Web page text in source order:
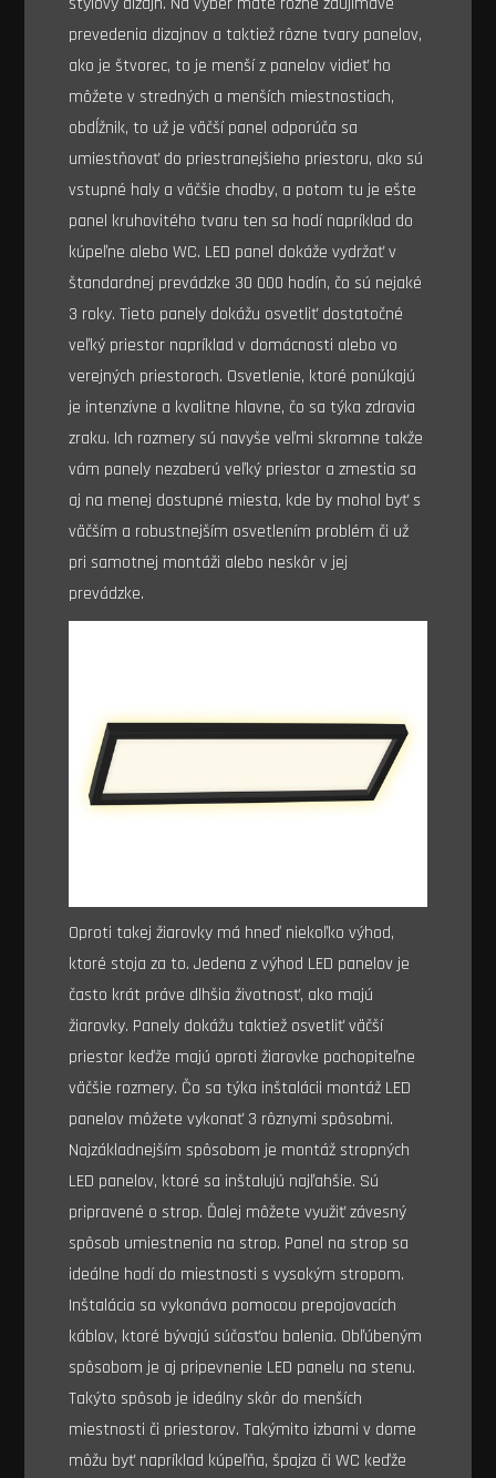
prevedenia dizajnov a taktiež rôzne tvary panelov,
ako je štvorec, to je menší z panelov vidieť ho
môžete v stredných a menších miestnostiach,
obdĺžnik, to už je väčší panel odporúča sa
umiestňovať do priestranejšieho priestoru, ako sú
vstupné haly a väčšie chodby, a potom tu je ešte
panel kruhovitého tvaru ten sa hodí napríklad do
kúpeľne alebo WC. LED panel dokáže vydržať v
štandardnej prevádzke 30 000 hodín, čo sú nejaké
3 roky. Tieto panely dokážu osvetliť dostatočné
veľký priestor napríklad v domácnosti alebo vo
verejných priestoroch. Osvetlenie, ktoré ponúkajú
je intenzívne a kvalitne hlavne, čo sa týka zdravia
zraku. Ich rozmery sú navyše veľmi skromne takže
vám panely nezaberú veľký priestor a zmestia sa
aj na menej dostupné miesta, kde by mohol byť s
väčším a robustnejším osvetlením problém či už
pri samotnej montáži alebo neskôr v jej
prevádzke.
Oproti takej žiarovky má hneď niekoľko výhod,
ktoré stoja za to. Jedena z výhod LED panelov je
často krát práve dlhšia životnosť, ako majú
žiarovky. Panely dokážu taktiež osvetliť väčší
priestor keďže majú oproti žiarovke pochopiteľne
väčšie rozmery. Čo sa týka inštalácii montáž LED
panelov môžete vykonať 3 rôznymi spôsobmi.
Najzákladnejším spôsobom je montáž stropných
LED panelov, ktoré sa inštalujú najľahšie. Sú
pripravené o strop. Ďalej môžete využiť závesný
spôsob umiestnenia na strop. Panel na strop sa
ideálne hodí do miestnosti s vysokým stropom.
Inštalácia sa vykonáva pomocou prepojovacích
káblov, ktoré bývajú súčasťou balenia. Obľúbeným
spôsobom je aj pripevnenie LED panelu na stenu.
Takýto spôsob je ideálny skôr do menších
miestnosti či priestorov. Takýmito izbami v dome
môžu byť napríklad kúpeľňa, špajza či WC keďže